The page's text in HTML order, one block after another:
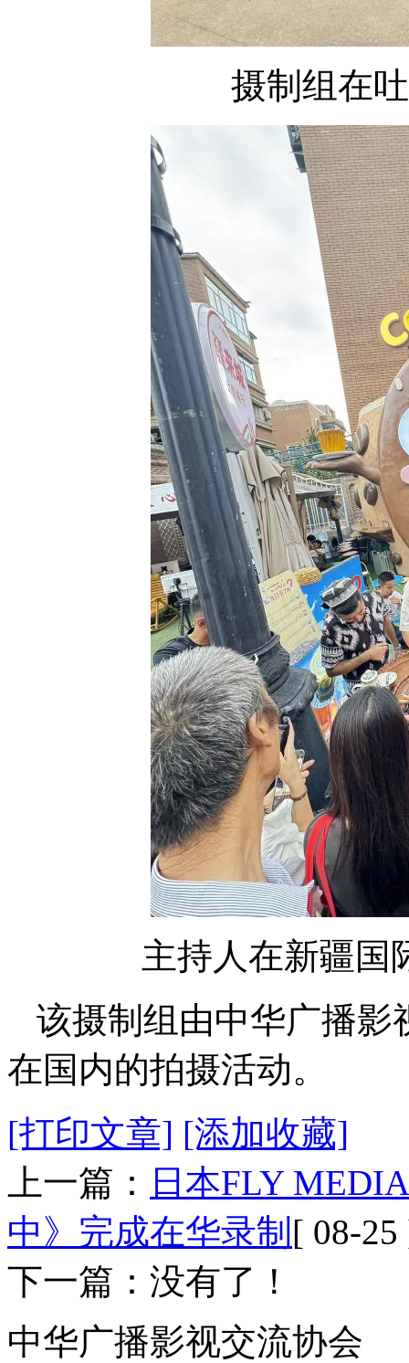
摄制组在
主持人在新疆国
该摄制组由中华广播影
在国内的拍摄活动。
[打印文章] [添加收藏]
上一篇：
日本FLY
中》完成在华录制 [ 08-25
下一篇：没有了！
中华广播影视交流协会